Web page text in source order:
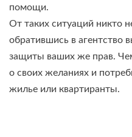
помощи.
От таких ситуаций никто
обратившись в агентство
защиты ваших же прав.
о своих желаниях и
жилье или квартиранты.